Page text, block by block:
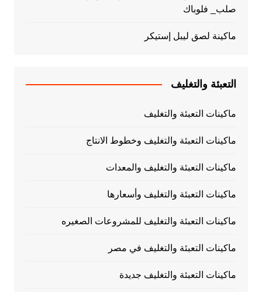
صلب_ فلوباك
ماكينة لصق ليبل إستيكر
التعبئة والتغليف
ماكينات التعبئة والتغليف
ماكينات التعبئة والتغليف وخطوط الانتاج
ماكينات التعبئة والتغليف والمعدات
ماكينات التعبئة والتغليف وأسعارها
ماكينات التعبئة والتغليف للمشروعات الصغيره
ماكينات التعبئة والتغليف في مصر
ماكينات التعبئة والتغليف جديدة